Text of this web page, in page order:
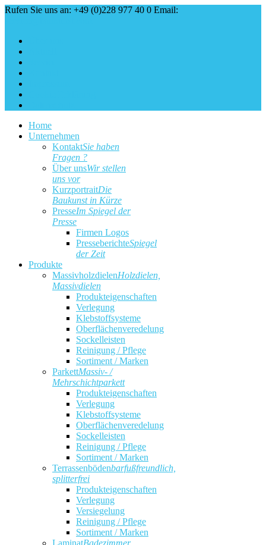
Rufen Sie uns an: +49 (0)228 977 40 0 Email:
Home
Unternehmen
KontaktSie haben
Fragen ?
Über unsWir stellen
uns vor
KurzportraitDie
Baukunst in Kürze
PresseIm Spiegel der
Presse
Firmen Logos
PresseberichteSpiegel
der Zeit
Produkte
MassivholzdielenHolzdielen,
Massivdielen
Produkteigenschaften
Verlegung
Klebstoffsysteme
Oberflächenveredelung
Sockelleisten
Reinigung / Pflege
Sortiment / Marken
ParkettMassiv- /
Mehrschichtparkett
Produkteigenschaften
Verlegung
Klebstoffsysteme
Oberflächenveredelung
Sockelleisten
Reinigung / Pflege
Sortiment / Marken
Terrassenbödenbarfußfreundlich,
splitterfrei
Produkteigenschaften
Verlegung
Versiegelung
Reinigung / Pflege
Sortiment / Marken
LaminatBadezimmer,